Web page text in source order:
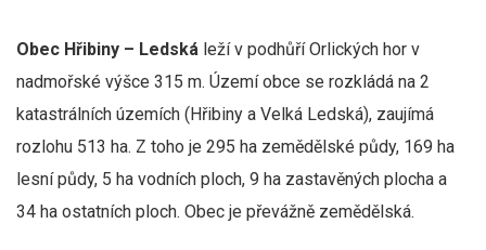
Obec Hřibiny – Ledská leží v podhůří Orlických hor v
nadmořské výšce 315 m. Území obce se rozkládá na 2
katastrálních územích (Hřibiny a Velká Ledská), zaujímá
rozlohu 513 ha. Z toho je 295 ha zemědělské půdy, 169 ha
lesní půdy, 5 ha vodních ploch, 9 ha zastavěných plocha a
34 ha ostatních ploch. Obec je převážně zemědělská.